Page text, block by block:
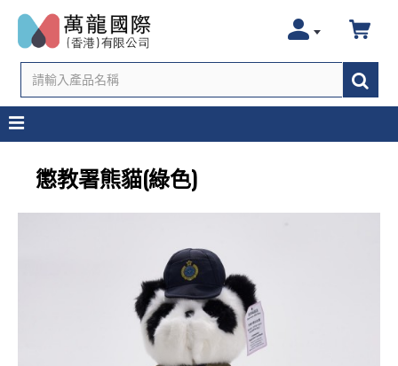
懲教署熊貓(綠色)